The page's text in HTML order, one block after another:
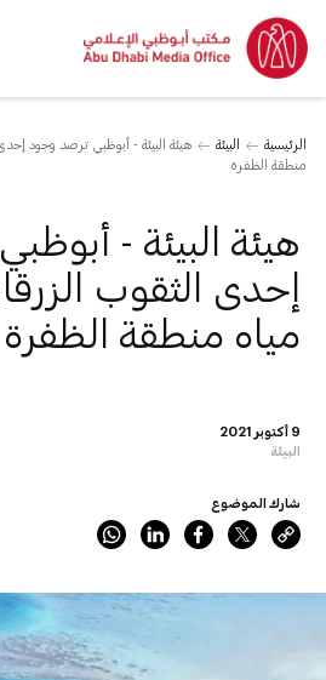
الرئيسية البيئة
هيئة البيئة - أبوظبي ترصد وجود إحدى
منطقة الظفرة
9 أكتوبر 2021
البيئة
هيئة البيئة -
إحدى الثقوب
مياه منطقة الظفرة
شارك الموضوع